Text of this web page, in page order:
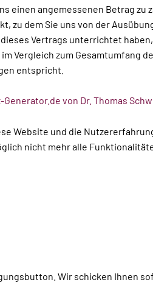
einen angemessenen Betrag zu
zu dem Sie uns von der
Vertrags unterrichtet
Vergleich zum Gesamtumfang
entspricht.
von Dr. Thomas
Wir schicken Ihnen
Website und die
nicht mehr alle